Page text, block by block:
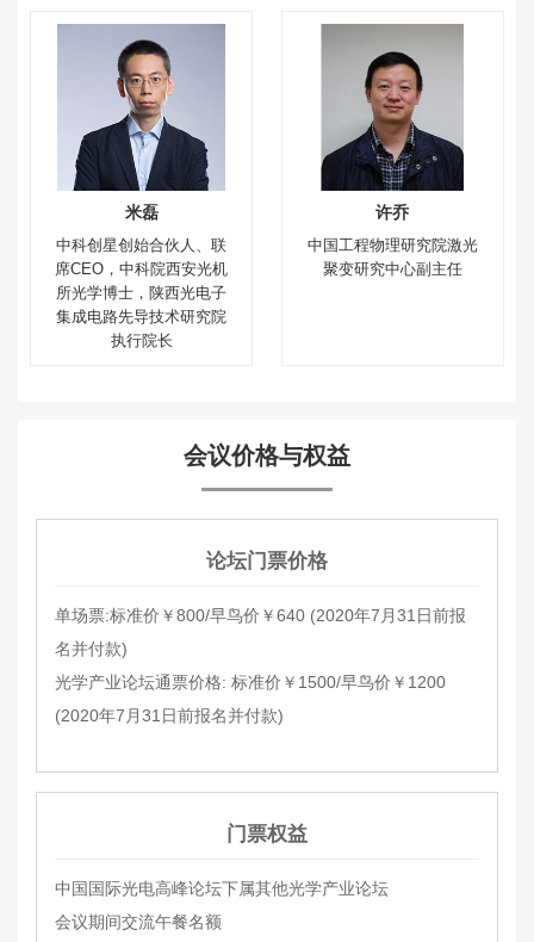
米磊
中科创星创始合伙人、联
席CEO，中科院西安光机
所光学博士，陕西光电子
集成电路先导技术研究院
执行院长
许乔
中国工程物理研究院激光
聚变研究中心副主任
会议价格与权益
论坛门票价格
单场票:标准价￥800/早鸟价￥640 (2020年7月31日前报
名并付款)
光学产业论坛通票价格: 标准价￥1500/早鸟价￥1200
(2020年7月31日前报名并付款)
门票权益
中国国际光电高峰论坛下属其他光学产业论坛
会议期间交流午餐名额